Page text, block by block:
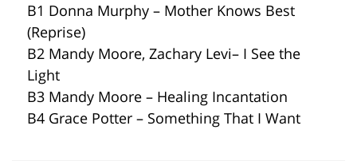
B1 Donna Murphy – Mother Knows Best
(Reprise)
B2 Mandy Moore, Zachary Levi– I See the
Light
B3 Mandy Moore – Healing Incantation
B4 Grace Potter – Something That I Want